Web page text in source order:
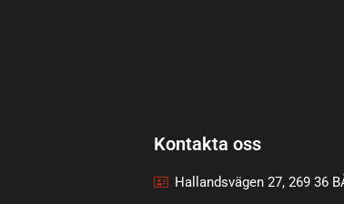
Kontakta oss
Hallandsvägen 27, 269 36